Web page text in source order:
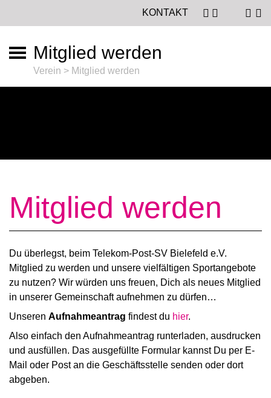
KONTAKT
Mitglied werden
Verein > Mitglied werden
Mitglied werden
Du überlegst, beim Telekom-Post-SV Bielefeld e.V.
Mitglied zu werden und unsere vielfältigen Sportangebote
zu nutzen? Wir würden uns freuen, Dich als neues Mitglied
in unserer Gemeinschaft aufnehmen zu dürfen…
Unseren Aufnahmeantrag findest du hier.
Also einfach den Aufnahmeantrag runterladen, ausdrucken
und ausfüllen. Das ausgefüllte Formular kannst Du per E-
Mail oder Post an die Geschäftsstelle senden oder dort
abgeben.